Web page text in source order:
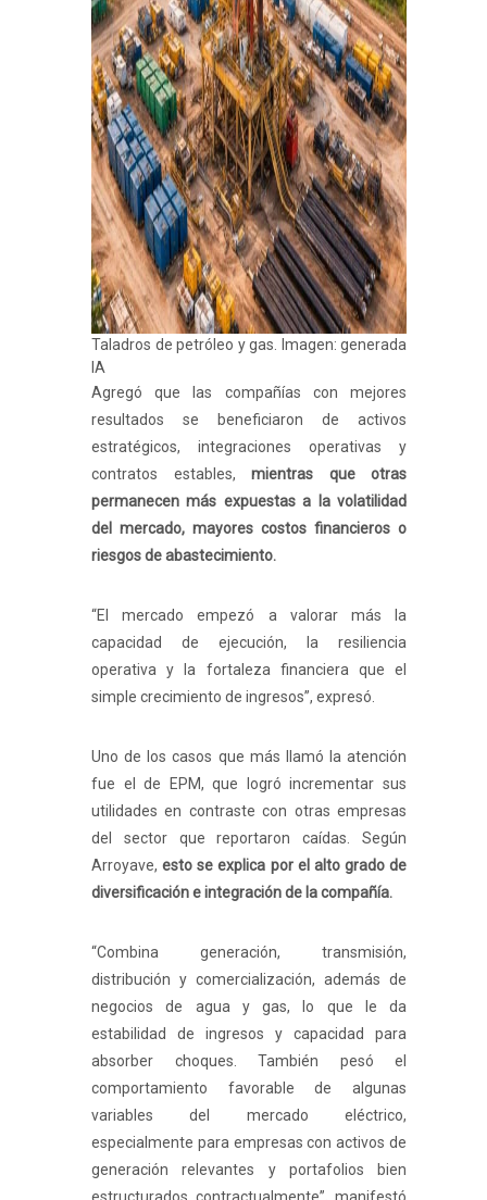
Taladros de petróleo y gas. Imagen: generada
IA
Agregó que las compañías con mejores
resultados se beneficiaron de activos
estratégicos, integraciones operativas y
contratos estables,
mientras que otras
permanecen más expuestas a la volatilidad
del mercado, mayores costos financieros o
riesgos de abastecimiento.
“El mercado empezó a valorar más la
capacidad de ejecución, la resiliencia
operativa y la fortaleza financiera que el
simple crecimiento de ingresos”, expresó.
Uno de los casos que más llamó la atención
fue el de EPM, que logró incrementar sus
utilidades en contraste con otras empresas
del sector que reportaron caídas. Según
Arroyave, esto se explica por el alto grado de
diversificación e integración de la compañía.
“Combina generación, transmisión,
distribución y comercialización, además de
negocios de agua y gas, lo que le da
estabilidad de ingresos y capacidad para
absorber choques. También pesó el
comportamiento favorable de algunas
variables del mercado eléctrico,
especialmente para empresas con activos de
generación relevantes y portafolios bien
estructurados contractualmente”, manifestó